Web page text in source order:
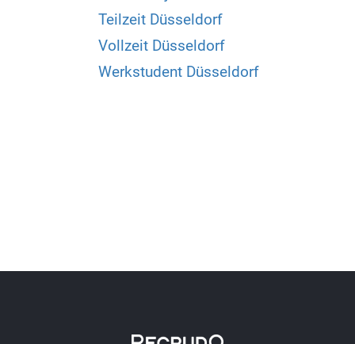
Teilzeit Düsseldorf
Vollzeit Düsseldorf
Werkstudent Düsseldorf